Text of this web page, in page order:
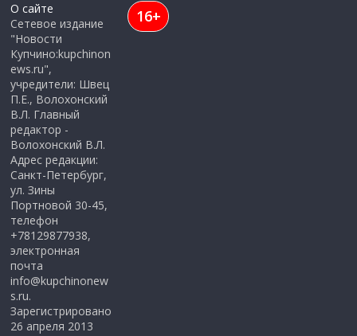
О сайте
Сетевое издание
"Новости
Купчино:kupchinon
ews.ru",
учредители: Швец
П.Е., Волохонский
В.Л. Главный
редактор -
Волохонский В.Л.
Адрес редакции:
Санкт-Петербург,
ул. Зины
Портновой 30-45,
телефон
+78129877938,
электронная
почта
info@kupchinonew
s.ru.
Зарегистрировано
26 апреля 2013
16+